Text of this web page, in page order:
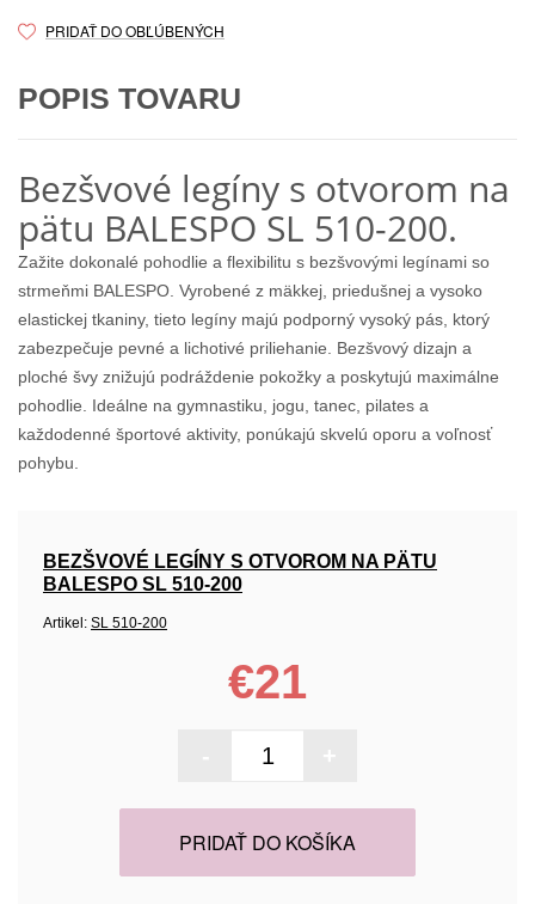
PRIDAŤ DO OBĽÚBENÝCH
POPIS TOVARU
Bezšvové legíny s otvorom na
pätu BALESPO SL 510-200.
Zažite dokonalé pohodlie a flexibilitu s bezšvovými legínami so
strmeňmi BALESPO. Vyrobené z mäkkej, priedušnej a vysoko
elastickej tkaniny, tieto legíny majú podporný vysoký pás, ktorý
zabezpečuje pevné a lichotivé priliehanie. Bezšvový dizajn a
ploché švy znižujú podráždenie pokožky a poskytujú maximálne
pohodlie. Ideálne na gymnastiku, jogu, tanec, pilates a
každodenné športové aktivity, ponúkajú skvelú oporu a voľnosť
pohybu.
BEZŠVOVÉ LEGÍNY S OTVOROM NA PÄTU
BALESPO SL 510-200
Artikel: SL 510-200
€21
PRIDAŤ DO KOŠÍKA